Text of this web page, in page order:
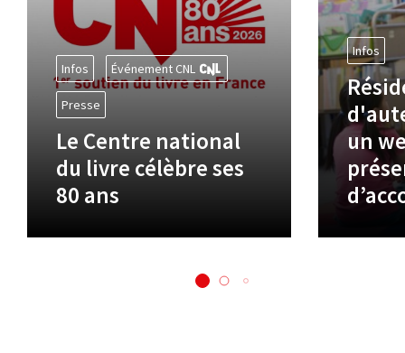
Infos Événement CNL
Presse
Le Centre national
du livre célèbre ses
80 ans
Infos
un